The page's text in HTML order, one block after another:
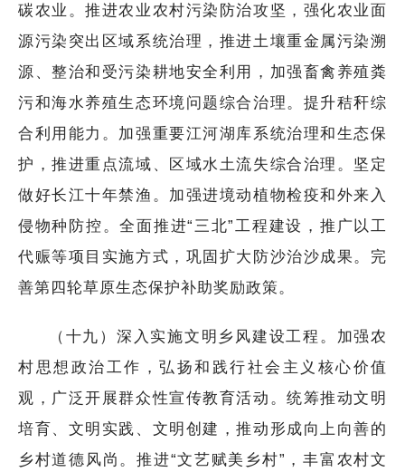
碳农业。推进农业农村污染防治攻坚，强化农业面
源污染突出区域系统治理，推进土壤重金属污染溯
源、整治和受污染耕地安全利用，加强畜禽养殖粪
污和海水养殖生态环境问题综合治理。提升秸秆综
合利用能力。加强重要江河湖库系统治理和生态保
护，推进重点流域、区域水土流失综合治理。坚定
做好长江十年禁渔。加强进境动植物检疫和外来入
侵物种防控。全面推进“三北”工程建设，推广以工
代赈等项目实施方式，巩固扩大防沙治沙成果。完
善第四轮草原生态保护补助奖励政策。
（十九）深入实施文明乡风建设工程。加强农
村思想政治工作，弘扬和践行社会主义核心价值
观，广泛开展群众性宣传教育活动。统筹推动文明
培育、文明实践、文明创建，推动形成向上向善的
乡村道德风尚。推进“文艺赋美乡村”，丰富农村文